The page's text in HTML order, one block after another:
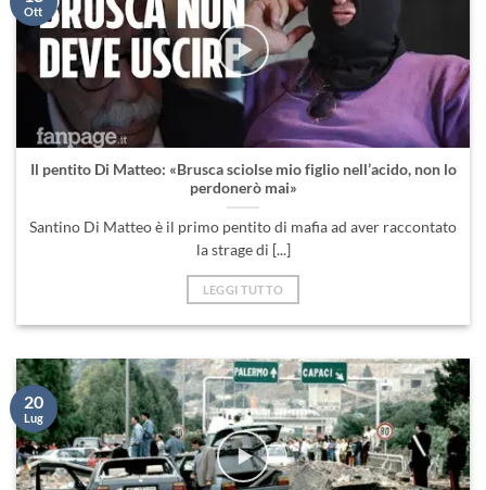
Il pentito Di Matteo: «Brusca sciolse mio figlio nell’acido, non lo
perdonerò mai»
Santino Di Matteo è il primo pentito di mafia ad aver raccontato
la strage di [...]
LEGGI TUTTO
Lug